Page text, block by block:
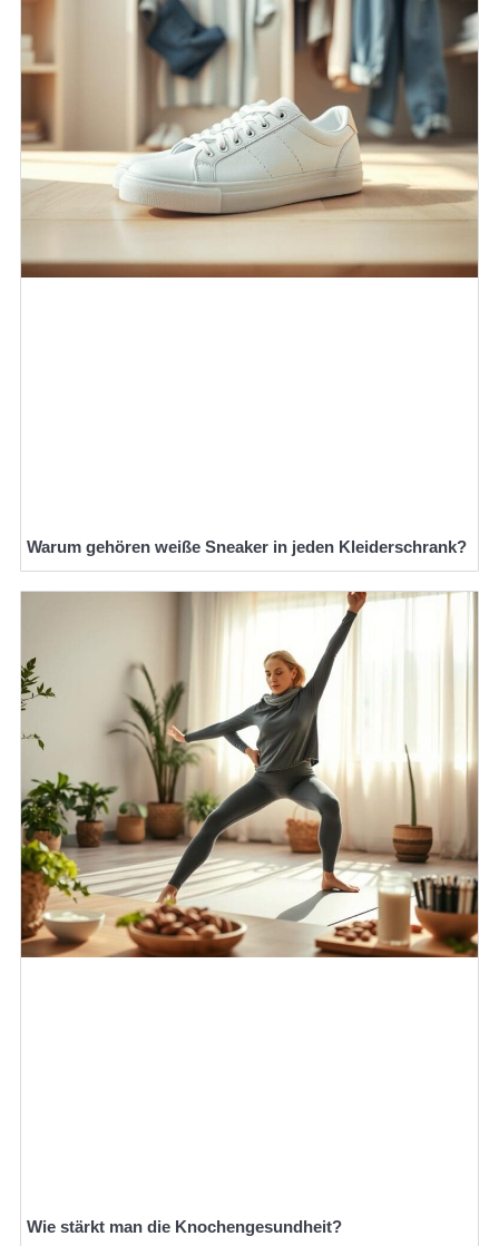
Warum gehören weiße Sneaker in jeden Kleiderschrank?
Wie stärkt man die Knochengesundheit?